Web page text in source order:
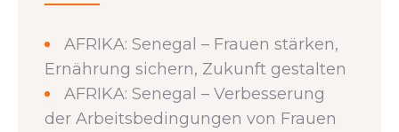
AFRIKA: Senegal – Frauen stärken,
Ernährung sichern, Zukunft gestalten
AFRIKA: Senegal – Verbesserung
der Arbeitsbedingungen von Frauen